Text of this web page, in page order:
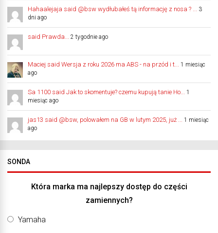
Hahaalejaja said @bsw wydłubałeś tą informację z nosa ? ... 3
dni ago
said Prawda... 2 tygodnie ago
Maciej said Wersja z roku 2026 ma ABS - na przód i t... 1 miesiąc
ago
Sa 1100 said Jak to skomentuje? czemu kupują tanie Ho... 1
miesiąc ago
jas13 said @bsw, polowałem na GB w lutym 2025, już ... 1 miesiąc
ago
SONDA
Która marka ma najlepszy dostęp do części
zamiennych?
Yamaha